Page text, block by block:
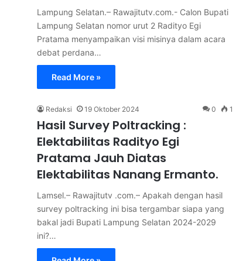
Lampung Selatan.– Rawajitutv.com.- Calon Bupati
Lampung Selatan nomor urut 2 Radityo Egi
Pratama menyampaikan visi misinya dalam acara
debat perdana…
Read More »
Redaksi 19 Oktober 2024 0 1
Hasil Survey Poltracking :
Elektabilitas Radityo Egi
Pratama Jauh Diatas
Elektabilitas Nanang Ermanto.
Lamsel.– Rawajitutv .com.– Apakah dengan hasil
survey poltracking ini bisa tergambar siapa yang
bakal jadi Bupati Lampung Selatan 2024-2029
ini?…